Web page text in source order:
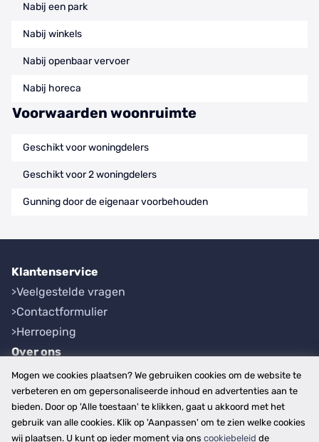
Nabij een park
Nabij winkels
Nabij openbaar vervoer
Nabij horeca
Voorwaarden woonruimte
Geschikt voor woningdelers
Geschikt voor 2 woningdelers
Gunning door de eigenaar voorbehouden
Klantenservice
Veelgestelde vragen
Contactformulier
Herroeping
Over ons
Bedrijfsgegevens
Werkwijze
Overzichten
Plaatsen
Mogen we cookies plaatsen? We gebruiken cookies om de website te
verbeteren en om gepersonaliseerde inhoud en advertenties aan te
bieden. Door op 'Alle toestaan' te klikken, gaat u akkoord met het
gebruik van alle cookies. Klik op 'Aanpassen' om te zien welke cookies
wij plaatsen. U kunt op ieder moment via ons cookiebeleid de